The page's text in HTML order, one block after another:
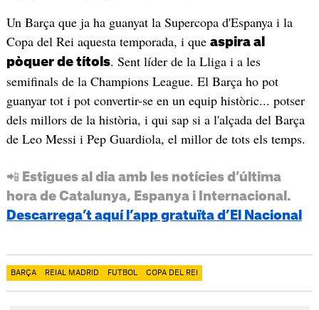
Un Barça que ja ha guanyat la Supercopa d'Espanya i la
Copa del Rei aquesta temporada, i que aspira al
pòquer de títols. Sent líder de la Lliga i a les
semifinals de la Champions League. El Barça ho pot
guanyar tot i pot convertir-se en un equip històric... potser
dels millors de la història, i qui sap si a l'alçada del Barça
de Leo Messi i Pep Guardiola, el millor de tots els temps.
📲 Estigues al dia amb les notícies d’última
hora de Catalunya, Espanya i Internacional.
Descarrega’t aquí l’app gratuïta d’El Nacional
BARÇA REIAL MADRID FUTBOL COPA DEL REI